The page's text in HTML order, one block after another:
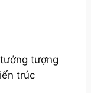
tượng
trúc